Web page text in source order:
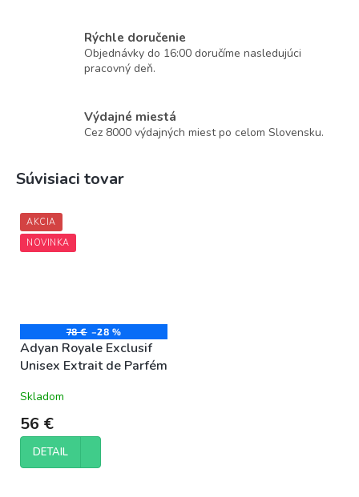
Rýchle doručenie
Objednávky do 16:00 doručíme nasledujúci
pracovný deň.
Výdajné miestá
Cez 8000 výdajných miest po celom Slovensku.
Súvisiaci tovar
AKCIA
NOVINKA
78 € –28 %
Adyan Royale Exclusif
Unisex Extrait de Parfém
Skladom
56 €
DETAIL